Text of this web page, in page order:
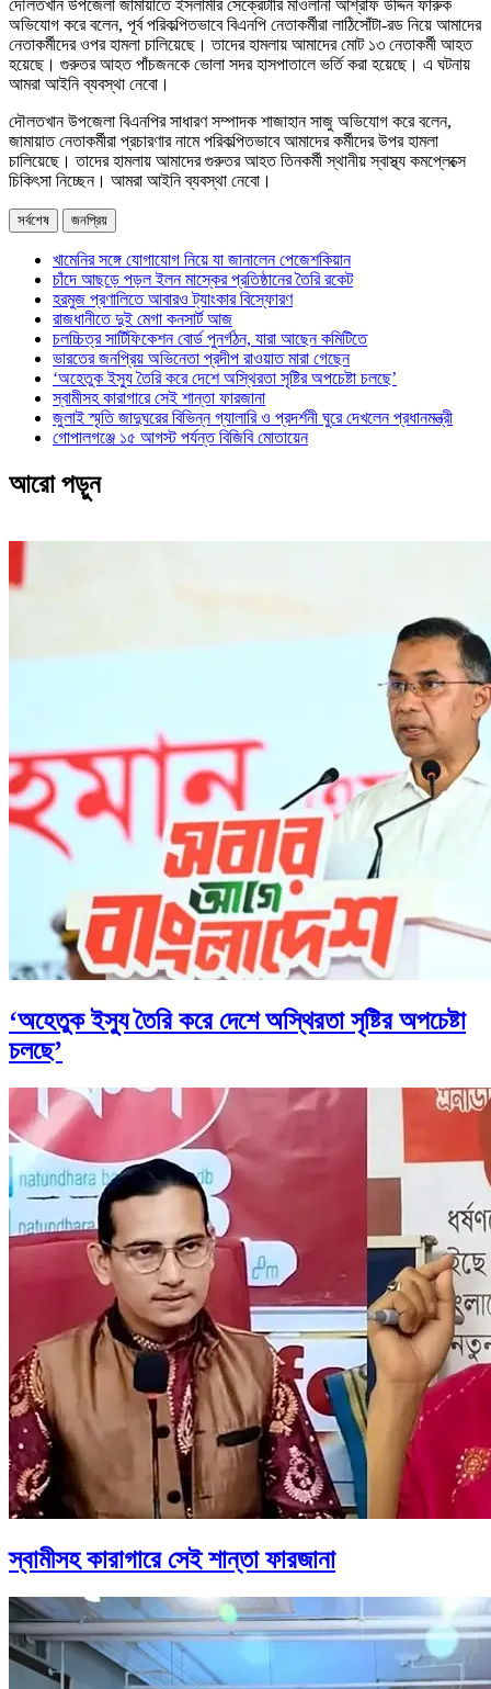
দৌলতখান উপজেলা জামায়াতে ইসলামীর সেক্রেটারি মাওলানা আশ্রাফ উদ্দিন ফারুক
অভিযোগ করে বলেন, পূর্ব পরিকল্পিতভাবে বিএনপি নেতাকর্মীরা লাঠিসোঁটা-রড নিয়ে আমাদের
নেতাকর্মীদের ওপর হামলা চালিয়েছে। তাদের হামলায় আমাদের মোট ১৩ নেতাকর্মী আহত
হয়েছে। গুরুতর আহত পাঁচজনকে ভোলা সদর হাসপাতালে ভর্তি করা হয়েছে। এ ঘটনায়
আমরা আইনি ব্যবস্থা নেবো।
দৌলতখান উপজেলা বিএনপির সাধারণ সম্পাদক শাজাহান সাজু অভিযোগ করে বলেন,
জামায়াত নেতাকর্মীরা প্রচারণার নামে পরিকল্পিতভাবে আমাদের কর্মীদের উপর হামলা
চালিয়েছে। তাদের হামলায় আমাদের গুরুতর আহত তিনকর্মী স্থানীয় স্বাস্থ্য কমপ্লেক্সে
চিকিৎসা নিচ্ছেন। আমরা আইনি ব্যবস্থা নেবো।
সর্বশেষ জনপ্রিয়
খামেনির সঙ্গে যোগাযোগ নিয়ে যা জানালেন পেজেশকিয়ান
চাঁদে আছড়ে পড়ল ইলন মাস্কের প্রতিষ্ঠানের তৈরি রকেট
হরমুজ প্রণালিতে আবারও ট্যাংকার বিস্ফোরণ
রাজধানীতে দুই মেগা কনসার্ট আজ
চলচ্চিত্র সার্টিফিকেশন বোর্ড পুনর্গঠন, যারা আছেন কমিটিতে
ভারতের জনপ্রিয় অভিনেতা প্রদীপ রাওয়াত মারা গেছেন
‘অহেতুক ইস্যু তৈরি করে দেশে অস্থিরতা সৃষ্টির অপচেষ্টা চলছে’
স্বামীসহ কারাগারে সেই শান্তা ফারজানা
জুলাই স্মৃতি জাদুঘরের বিভিন্ন গ্যালারি ও প্রদর্শনী ঘুরে দেখলেন প্রধানমন্ত্রী
গোপালগঞ্জে ১৫ আগস্ট পর্যন্ত বিজিবি মোতায়েন
আরো পড়ুন
‘অহেতুক ইস্যু তৈরি করে দেশে অস্থিরতা সৃষ্টির অপচেষ্টা
চলছে’
স্বামীসহ কারাগারে সেই শান্তা ফারজানা